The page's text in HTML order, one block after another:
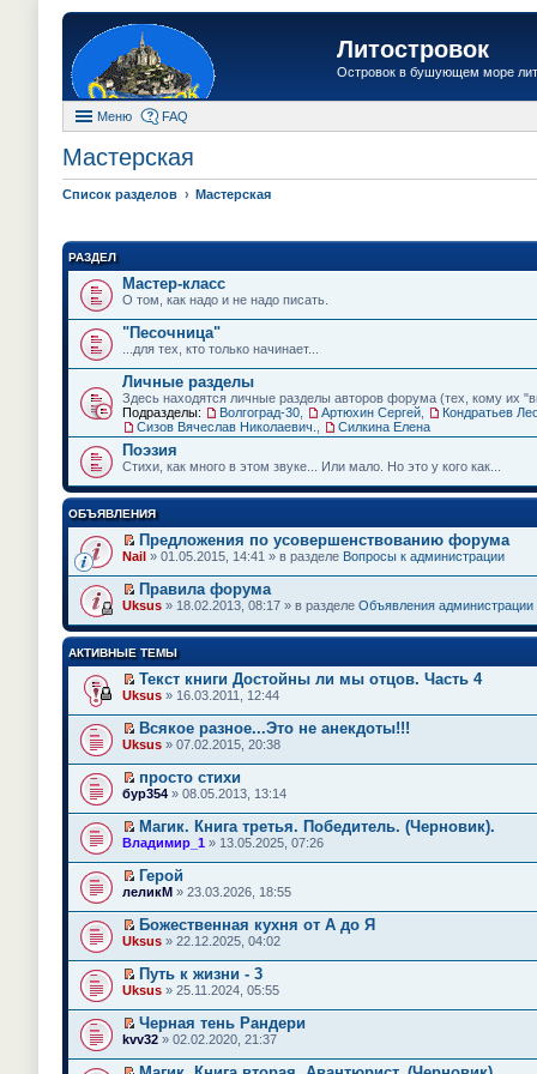
Литостровок
Островок в бушующем море
Меню FAQ
Мастерская
Список разделов Мастерская
РАЗДЕЛ
Мастер-класс
О том, как надо и не надо писать.
"Песочница"
...для тех, кто только начинает...
Личные разделы
Здесь находятся личные разделы авторов форума (тех, кому их
Подразделы:
Волгоград-30 Артюхин Сергей Кондратьев
Сизов Вячеслав Николаевич.
Силкина Елена
Поэзия
Стихи, как много в этом звуке... Или мало. Но это у кого как...
ОБЪЯВЛЕНИЯ
П
р
е
й
т
и
к
п
р
о
м
у
н
е
п
р
о
ч
т
а
н
н
о
м
с
о
о
б
щ
е
н
и
Предложения по усовершенствованию форума
Nail » 01.05.2015, 14:41 » в разделе Вопросы к администрации
П
р
й
т
к
п
е
р
о
м
у
н
е
п
р
о
ч
т
а
н
н
м
с
о
б
Правила форума
Uksus » 18.02.2013, 08:17 » в разделе Объявления администрации
АКТИВНЫЕ ТЕМЫ
П
р
е
й
т
и
к
е
р
в
о
м
у
е
п
р
о
ч
и
т
а
н
о
Текст книги Достойны ли мы отцов. Часть 4
Uksus » 16.03.2011, 12:44
П
р
е
й
т
и
к
е
р
в
о
м
у
е
п
р
о
ч
и
т
Всякое разное...Это не анекдоты!!!
Uksus » 07.02.2015, 20:38
П
е
р
е
й
т
и
к
е
р
в
о
м
у
е
п
р
о
просто стихи
бур354 » 08.05.2013, 13:14
П
р
е
й
т
и
к
е
р
в
о
м
у
е
Магик. Книга третья. Победитель. (Черновик).
Владимир_1 » 13.05.2025, 07:26
П
р
е
й
т
и
к
е
в
о
Герой
леликМ » 23.03.2026, 18:55
П
р
е
й
т
и
к
е
Божественная кухня от А до Я
Uksus » 22.12.2025, 04:02
П
р
е
й
т
Путь к жизни - 3
Uksus » 25.11.2024, 05:55
П
р
Черная тень Рандери
kvv32 » 02.02.2020, 21:37